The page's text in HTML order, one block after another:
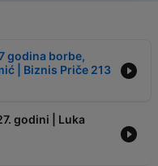
godina borbe,
| Biznis Priče 213
godini | Luka